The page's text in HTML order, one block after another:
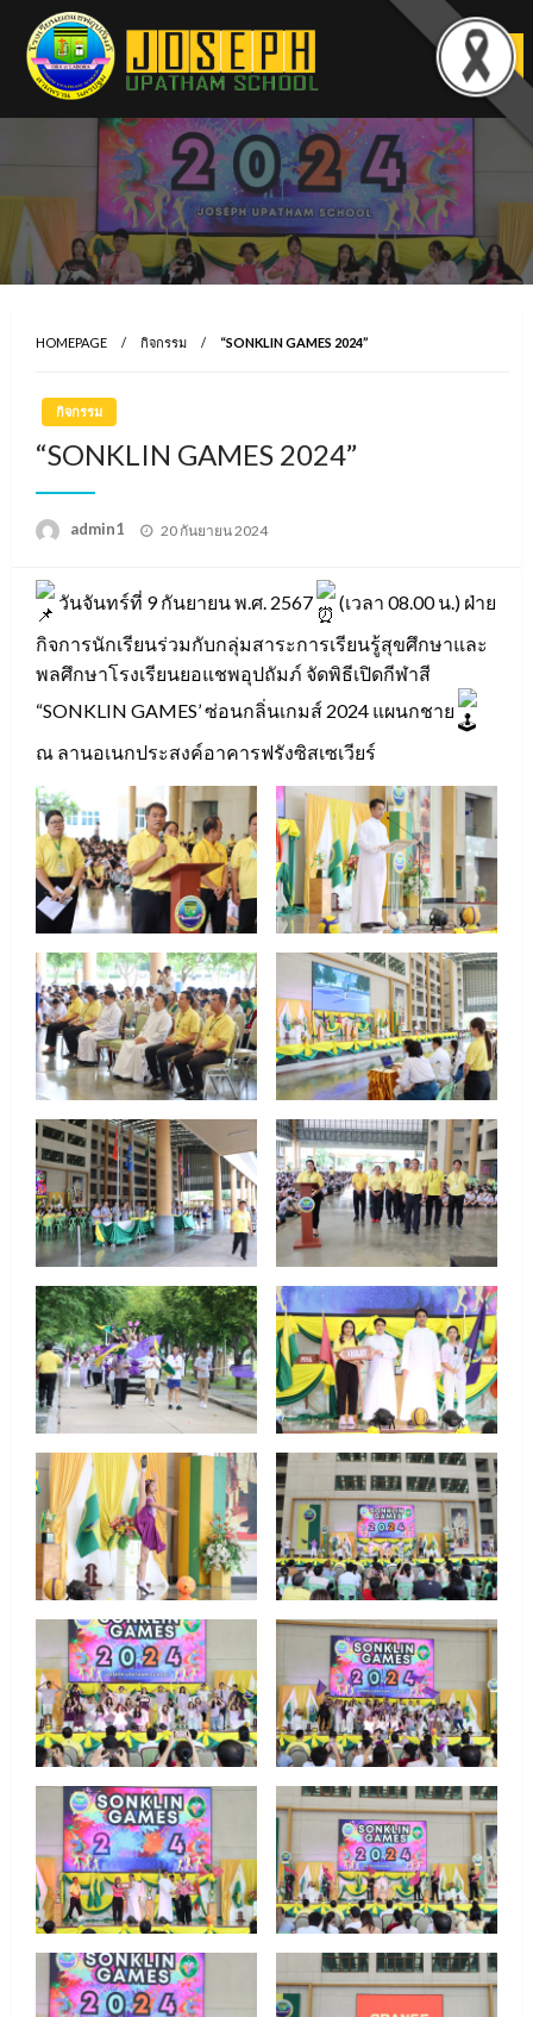
content
HOMEPAGE กิจกรรม “SONKLIN GAMES 2024”
กิจกรรม
“SONKLIN GAMES 2024”
admin1
Posted
20 กันยายน 2024
วันจันทร์ที่ 9 กันยายน พ.ศ. 2567
(เวลา 08.00 น.) ฝ่าย
กิจการนักเรียนร่วมกับกลุ่มสาระการเรียนรู้สุขศึกษาและ
พลศึกษาโรงเรียนยอแชพอุปถัมภ์ จัดพิธีเปิดกีฬาสี
“SONKLIN GAMES’ ซ่อนกลิ่นเกมส์ 2024 แผนกชาย
ณ ลานอเนกประสงค์อาคารฟรังซิสเซเวียร์